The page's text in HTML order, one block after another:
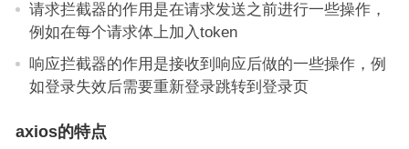
请求拦截器的作用是在请求发送之前进行一些操作，
例如在每个请求体上加入token
响应拦截器的作用是接收到响应后做的一些操作，例
如登录失效后需要重新登录跳转到登录页
axios的特点